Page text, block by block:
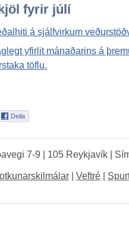
fyrir júlí
á sjálfvirkum
yfirlit mánaðarins á
töflu.
7-9 | 105 Reykjavík |
Veftré